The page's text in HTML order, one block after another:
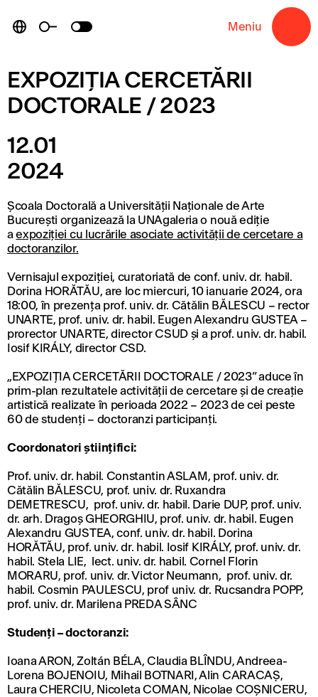
content
Meniu
EXPOZIȚIA CERCETĂRII
DOCTORALE / 2023
12.01
2024
Școala Doctorală a Universității Naționale de Arte
București organizează la UNAgaleria o nouă ediție
aexpoziției cu lucrările asociate activității de cercetare a
doctoranzilor.
Vernisajul expoziției, curatoriată de conf. univ. dr. habil.
Dorina HORĂTĂU, are loc miercuri, 10 ianuarie 2024, ora
18:00, în prezența prof. univ. dr. Cătălin BĂLESCU – rector
UNARTE, prof. univ. dr. habil. Eugen Alexandru GUSTEA –
prorector UNARTE, director CSUD și a prof. univ. dr. habil.
Iosif KIRÁLY, director CSD.
„EXPOZIȚIA CERCETĂRII DOCTORALE / 2023” aduce în
prim-plan rezultatele activităţii de cercetare și de creaţie
artistică realizate în perioada 2022 – 2023 de cei peste
60 de studenți – doctoranzi participanți.
Coordonatori științifici:
Prof. univ. dr. habil. Constantin ASLAM, prof. univ. dr.
Cătălin BĂLESCU, prof. univ. dr. Ruxandra
DEMETRESCU, prof. univ. dr. habil. Darie DUP, prof. univ.
dr. arh. Dragoș GHEORGHIU, prof. univ. dr. habil. Eugen
Alexandru GUSTEA, conf. univ. dr. habil. Dorina
HORĂTĂU, prof. univ. dr. habil. Iosif KIRÁLY, prof. univ. dr.
habil. Stela LIE, lect. univ. dr. habil. Cornel Florin
MORARU, prof. univ. dr. Victor Neumann, prof. univ. dr.
habil. Cosmin PAULESCU, prof univ. dr. Rucsandra POPP,
prof. univ. dr. Marilena PREDA SÂNC
Studenți – doctoranzi:
Ioana ARON, Zoltán BÉLA, Claudia BLÎNDU, Andreea-
Lorena BOJENOIU, Mihail BOTNARI, Alin CARACAȘ,
Laura CHERCIU, Nicoleta COMAN, Nicolae COȘNICERU,